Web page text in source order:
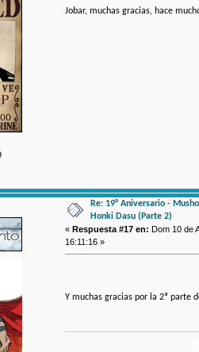
Jobar, muchas gracias, hace
Re: 19° Aniversario -
Honki Dasu (Parte 2)
«Respuesta #17 en: Dom 10 de
16:11:16 »
Y muchas gracias por la 2ª parte